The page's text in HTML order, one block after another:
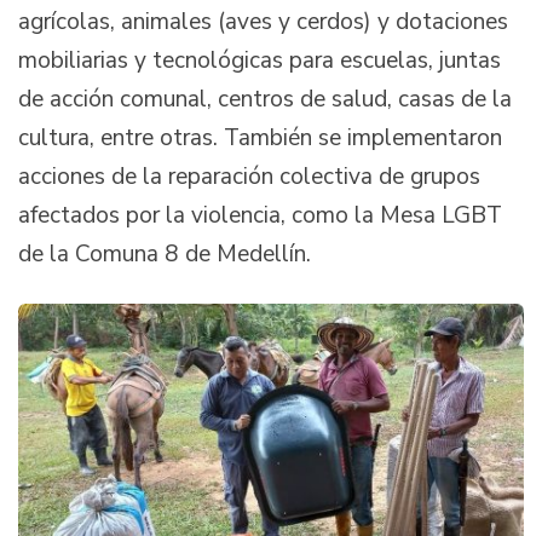
agrícolas, animales (aves y cerdos) y dotaciones
mobiliarias y tecnológicas para escuelas, juntas
de acción comunal, centros de salud, casas de la
cultura, entre otras. También se implementaron
acciones de la reparación colectiva de grupos
afectados por la violencia, como la Mesa LGBT
de la Comuna 8 de Medellín.